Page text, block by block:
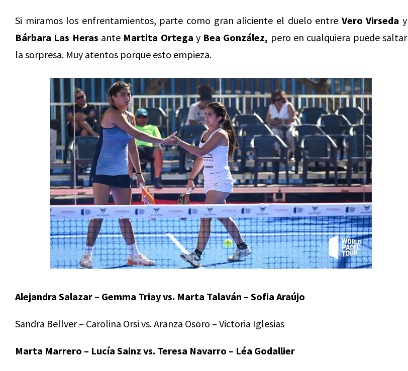
Si miramos los enfrentamientos, parte como gran aliciente el duelo entre Vero Virseda y
Bárbara Las Heras ante Martita Ortega y Bea González, pero en cualquiera puede saltar
la sorpresa. Muy atentos porque esto empieza.
Alejandra Salazar – Gemma Triay vs. Marta Talaván – Sofia Araújo
Sandra Bellver – Carolina Orsi vs. Aranza Osoro – Victoria Iglesias
Marta Marrero – Lucía Sainz vs. Teresa Navarro – Léa Godallier